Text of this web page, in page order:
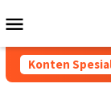
ke
Mobile
Konten